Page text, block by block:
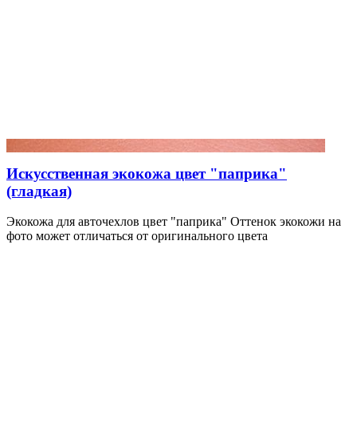
Искусственная экокожа цвет "паприка"
(гладкая)
Экокожа для авточехлов цвет "паприка" Оттенок экокожи на
фото может отличаться от оригинального цвета